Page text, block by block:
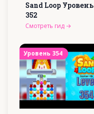
Sand Loop Уровень
352
Смотреть гид →
Уровень 354